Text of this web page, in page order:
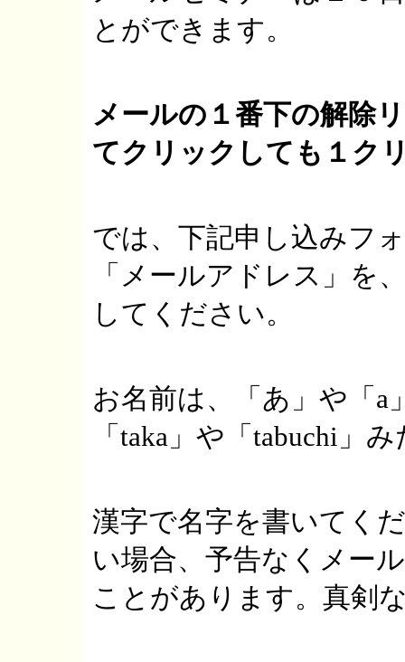
とができます。
メールの１番下の解除
てクリックしても１ク
では、下記申し込みフ
「メールアドレス」を
してください。
お名前は、「あ」や「a
「taka」や「tabuchi」
漢字で名字を書いてく
い場合、予告なくメー
ことがあります。真剣